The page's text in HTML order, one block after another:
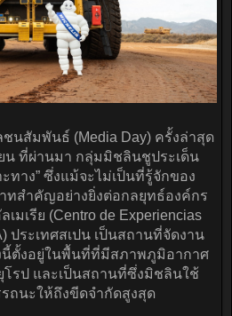
นสัมพันธ์ (Media Day) ครั้งล่าสุด
น ที่ผ่านมา กลุ่มมิชลินชูประเด็น
ทาง” ซึ่งแม้จะไม่เป็นที่รู้จักของ
ทสำคัญอย่างยิ่งต่อกลยุทธ์องค์กร
มเรีย (Centro de Experiencias
ประเทศสเปน เป็นสถานที่จัดงาน
นี้ตั้งอยู่ในพื้นที่ที่มีสภาพภูมิอากาศ
รป และเป็นสถานที่ซึ่งมิชลินใช้
ถนะให้ถึงขีดจำกัดสูงสุด